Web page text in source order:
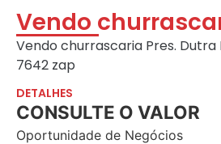
Vendo
Vendo churrascaria Pres. Dutra
7642 zap
DETALHES
CONSULTE O VALOR
Oportunidade de Negócios